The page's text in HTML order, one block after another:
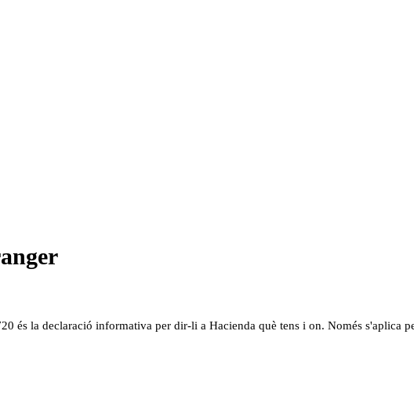
és la declaració informativa per dir-li a Hacienda què tens i on. Només s'aplica